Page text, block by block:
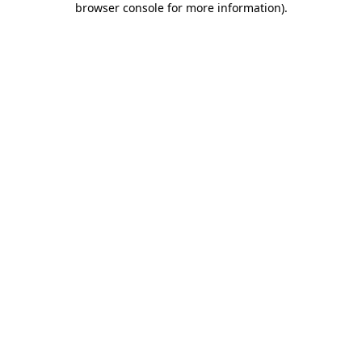
browser console for more information).